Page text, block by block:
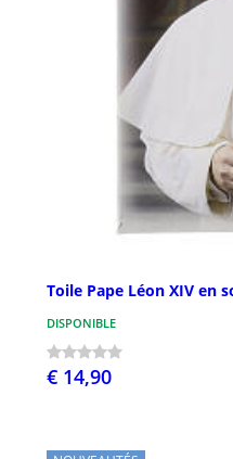
Toile Pape Léon XIV en
DISPONIBLE
€ 14,90